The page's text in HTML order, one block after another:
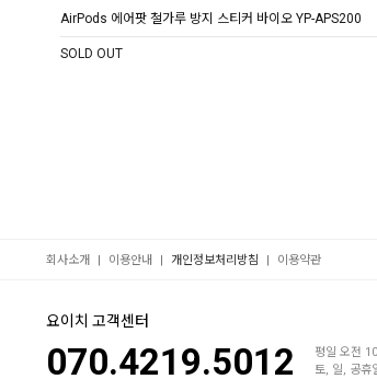
AirPods 에어팟 철가루 방지 스티커 바이오 YP-APS200
SOLD OUT
회사소개 | 이용안내 | 개인정보처리방침 | 이용약관
요이치 고객센터
070.4219.5012
평일 오전
토, 일, 공휴